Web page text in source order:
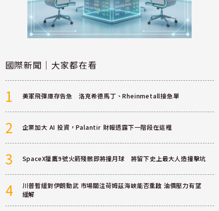
國際新聞｜大家都在看
1 美軍飛彈庫存告急 洛克希德馬丁、Rheinmetall接急單
2 企業加大 AI 投資，Palantir 財報透露下一階段在這裡
3 SpaceX獵鷹9號火箭殘骸即將撞月球 將留下史上最大人造撞擊坑
4
川普暫緩對伊朗動武 市場關注荷姆茲海峽能否重啟 油價壓力有望
緩解